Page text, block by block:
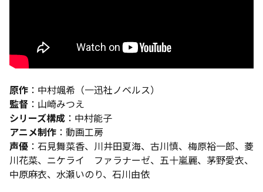
原作 ：中村颯希（一迅社ノベルス）
監督 ：山崎みつえ
シリーズ構成 ：中村能子
アニメ制作 ：動画工房
声優 ：石見舞菜香、川井田夏海、古川慎、梅原裕一郎、菱
川花菜、ニケライ ファラナーゼ、五十嵐麗、茅野愛衣、
中原麻衣、水瀬いのり、石川由依